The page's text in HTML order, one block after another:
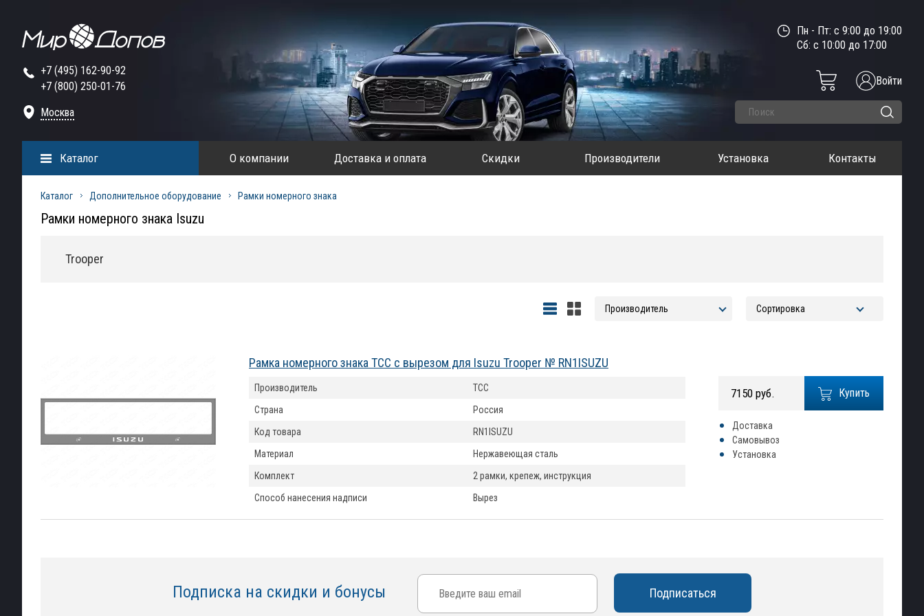
+7 (495) 162-90-92
+7 (800) 250-01-76
Москва
Пн - Пт: с 9:00 до 19:00
Сб: с 10:00 до 17:00
Войти
О компании Доставка и оплата Скидки Производители Установка Контакты
Каталог
Каталог Дополнительное оборудование Рамки номерного знака
Рамки номерного знака Isuzu
Trooper
Рамка номерного знака ТСС с вырезом для Isuzu Trooper № RN1ISUZU
Купить
7150 руб.
Доставка
Самовывоз
Установка
Производитель
ТСС
Страна
Россия
Код товара
RN1ISUZU
Материал
Нержавеющая сталь
Комплект
2 рамки, крепеж, инструкция
Способ нанесения надписи
Вырез
Подписка на скидки и бонусы